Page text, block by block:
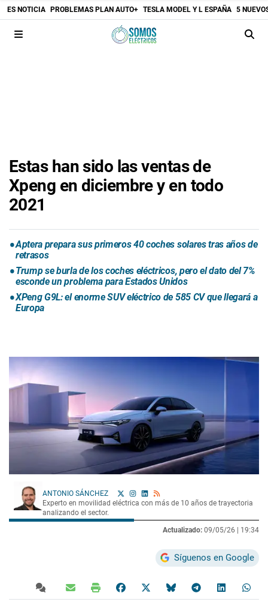
ES NOTICIA PROBLEMAS PLAN AUTO+ TESLA MODEL Y L ESPAÑA 5
Estas han sido las ventas de
Xpeng en diciembre y en todo
2021
Aptera prepara sus primeros 40 coches solares tras años de
retrasos
Trump se burla de los coches eléctricos, pero el dato del 7%
esconde un problema para Estados Unidos
XPeng G9L: el enorme SUV eléctrico de 585 CV que llegará a
Europa
ANTONIO SÁNCHEZ
Experto en movilidad eléctrica con más de 10 años de trayectoria
analizando el sector.
Actualizado: 09/05/26 | 19:34
Síguenos en Google